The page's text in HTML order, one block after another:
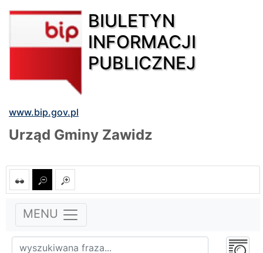
BIULETYN
INFORMACJI
PUBLICZNEJ
www.bip.gov.pl
Urząd Gminy Zawidz
MENU